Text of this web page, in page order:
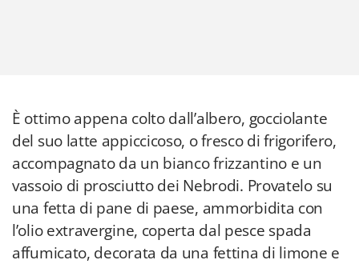
È ottimo appena colto dall’albero, gocciolante
del suo latte appiccicoso, o fresco di frigorifero,
accompagnato da un bianco frizzantino e un
vassoio di prosciutto dei Nebrodi. Provatelo su
una fetta di pane di paese, ammorbidita con
l’olio extravergine, coperta dal pesce spada
affumicato, decorata da una fettina di limone e